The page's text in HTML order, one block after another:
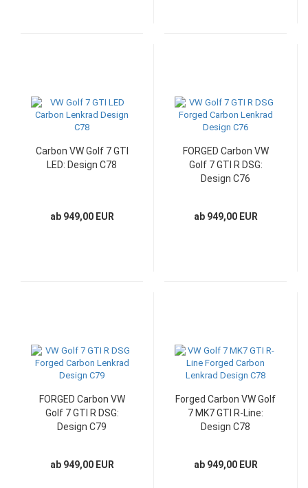
Carbon VW Golf 7 GTI
LED: Design C78
ab 949,00 EUR
FORGED Carbon VW
Golf 7 GTI R DSG:
Design C76
ab 949,00 EUR
FORGED Carbon VW
Golf 7 GTI R DSG:
Design C79
ab 949,00 EUR
Forged Carbon VW Golf
7 MK7 GTI R-Line:
Design C78
ab 949,00 EUR